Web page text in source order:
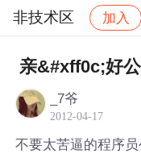
非技术区 加入
社区 非技术区
亲&#xff0c;好
_7爷
2012-04-17
不要太苦逼的程序